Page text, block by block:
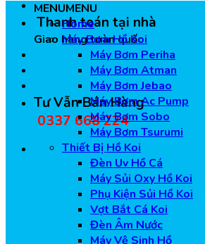
Thanh toán tại nhà
Giao hàng toàn quốc
Tư Vẫn Bán Hàng
0337 668 224
MENUMENU
Home
Máy Bơm Hồ Koi
Máy Bơm Periha
Máy Bơm Atman
Máy Bơm Jebao
Máy Bơm Ac Pump
Máy Bơm Sobo
Máy Bơm Tsurumi
Thiết Bị Hồ Koi
Đèn Uv Hồ Cá
Máy Sủi Oxy Hồ Koi
Phụ Kiện Sủi Hồ Koi
Vợt Bắt Cá Koi
Đèn Âm Nước
Máy Vệ Sinh Hồ